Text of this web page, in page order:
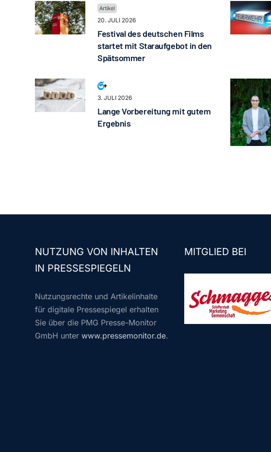
20. JULI 2026
Festival des deutschen Films
startet mit Staraufgebot in den
Spätsommer
3. JULI 2026
Lange Vorbereitung mit gutem
Ergebnis
NUTZUNG VON INHALTEN
IN PRESSESPIEGELN
Nutzungsrechte und Artikelinhalte
für digitale Pressespiegel erhalten
Sie über die PMG Presse-Monitor
GmbH unter www.pressemonitor.de.
MITGLIED BEI